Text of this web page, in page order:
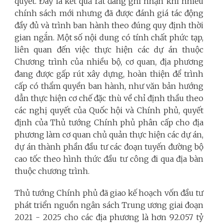
chính sách mới nhưng đã được đánh giá tác động
đầy đủ và trình ban hành theo đúng quy định thời
gian ngắn. Một số nội dung có tính chất phức tạp,
liên quan đến việc thực hiện các dự án thuộc
Chương trình của nhiều bộ, cơ quan, địa phương
đang được gấp rút xây dựng, hoàn thiện để trình
cấp có thẩm quyền ban hành, như văn bản hướng
dẫn thực hiện cơ chế đặc thù về chỉ định thầu theo
các nghị quyết của Quốc hội và Chính phủ, quyết
định của Thủ tướng Chính phủ phân cấp cho địa
phương làm cơ quan chủ quản thực hiện các dự án,
dự án thành phần đầu tư các đoạn tuyến đường bộ
cao tốc theo hình thức đầu tư công đi qua địa bàn
thuộc chương trình.
Thủ tướng Chính phủ đã giao kế hoạch vốn đầu tư
phát triển nguồn ngân sách Trung ương giai đoạn
2021 - 2025 cho các địa phương là hơn 92.057 tỷ